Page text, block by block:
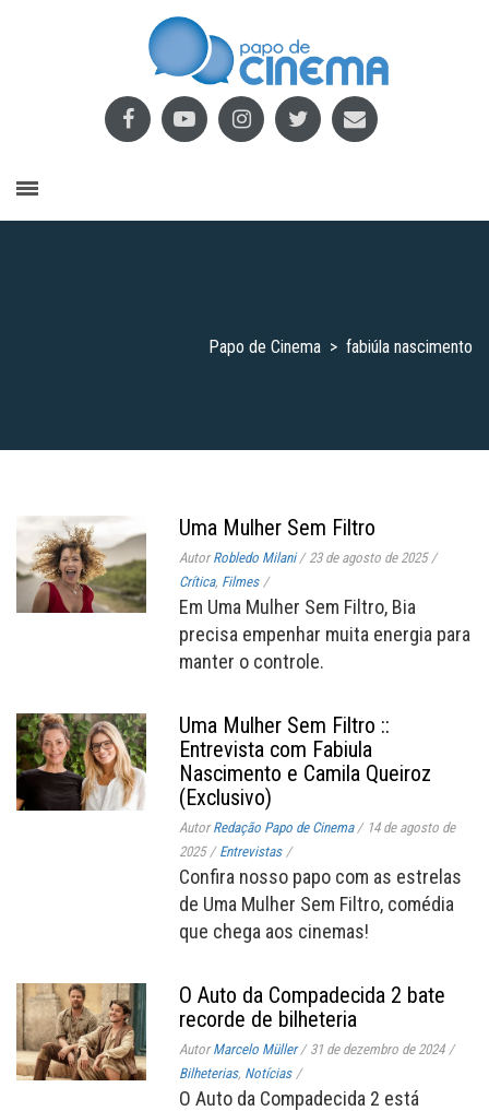
Papo de Cinema > fabiúla nascimento
Uma Mulher Sem Filtro
AutorRobledo Milani / 23 de agosto de 2025 /
Crítica, Filmes /
Em Uma Mulher Sem Filtro, Bia
precisa empenhar muita energia para
manter o controle.
Uma Mulher Sem Filtro ::
Entrevista com Fabiula
Nascimento e Camila Queiroz
(Exclusivo)
AutorRedação Papo de Cinema / 14 de agosto de
2025 / Entrevistas /
Confira nosso papo com as estrelas
de Uma Mulher Sem Filtro, comédia
que chega aos cinemas!
O Auto da Compadecida 2 bate
recorde de bilheteria
AutorMarcelo Müller / 31 de dezembro de 2024 /
Bilheterias, Notícias /
O Auto da Compadecida 2 está